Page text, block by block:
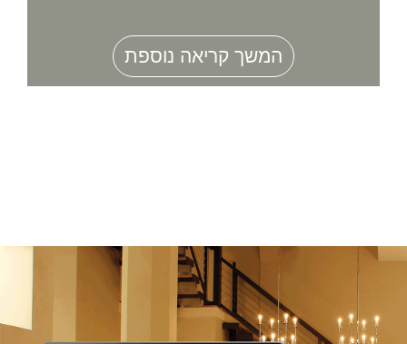
המשך קריאה נוספת